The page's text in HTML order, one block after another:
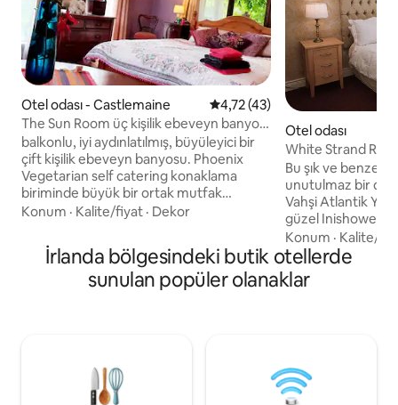
Otel odası - Castlemaine 5 üzerinden ortalama 4,72
4,72 (43)
The Sun Room üç kişilik ebeveyn banyolu
Castlemaine InchBeach
balkonlu, iyi aydınlatılmış, büyüleyici bir
çift kişilik ebeveyn banyosu. Phoenix
Vegetarian self catering konaklama
biriminde büyük bir ortak mutfak
ebeveyn aile odaları, Romany vagonları
bulunmaktadır. Killarney, Tralee, Dingle
ve Kerry havaalanına arabayla otuz
dakika mesafedeki R561 'deyiz; Dingle
Yarımadası'nda: Slieve Mish Dağları
hayvanımız var.
Konum · Kalite/fiyat · Dekor
Otel odası
White Strand
Bu şık ve
unutulmaz bir
Vahşi Atlantik
güzel Inishowen
Culdaff Plajı ve
mesafede. Malin
veya Inishowen
iskelesinden
sipariş üzerine
Konum · Kalite/
İrlanda bölgesindeki butik otellerde
sunulan popüler olanaklar